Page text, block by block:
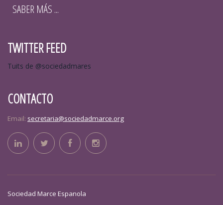
SABER MÁS ...
TWITTER FEED
Tuits de @sociedadmares
CONTACTO
Email: secretaria@sociedadmarce.org
Sociedad Marce Espanola